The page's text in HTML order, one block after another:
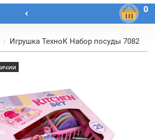
0
Игрушка ТехноК Набор посуды 7082